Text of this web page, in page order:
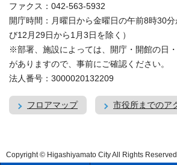
ファクス：042-563-5932
開庁時間：月曜日から金曜日の午前8時30
び12月29日から1月3日を除く）
※部署、施設によっては、開庁・開館の日
がありますので、事前にご確認ください。
法人番号：3000020132209
フロアマップ 市役所までのア
Copyright © Higashiyamato City All Rights Reserved.